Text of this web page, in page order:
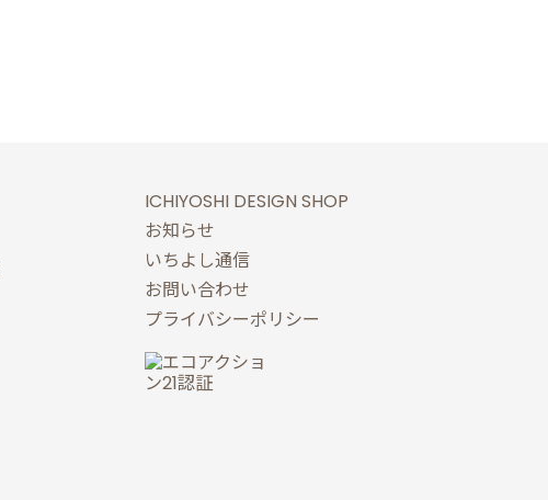
ICHIYOSHI DESIGN SHOP
お知らせ
いちよし通信
お問い合わせ
プライバシーポリシー